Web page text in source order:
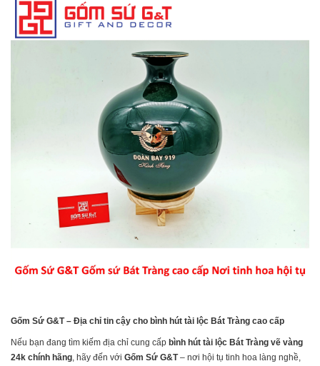
Gốm Sứ G&T – Địa chỉ tin cậy cho bình hút tài lộc Bát Tràng cao cấp
Nếu bạn đang tìm kiếm địa chỉ cung cấp bình hút tài lộc Bát Tràng vẽ vàng
24k chính hãng , hãy đến với Gốm Sứ G&T– nơi hội tụ tinh hoa làng nghề,